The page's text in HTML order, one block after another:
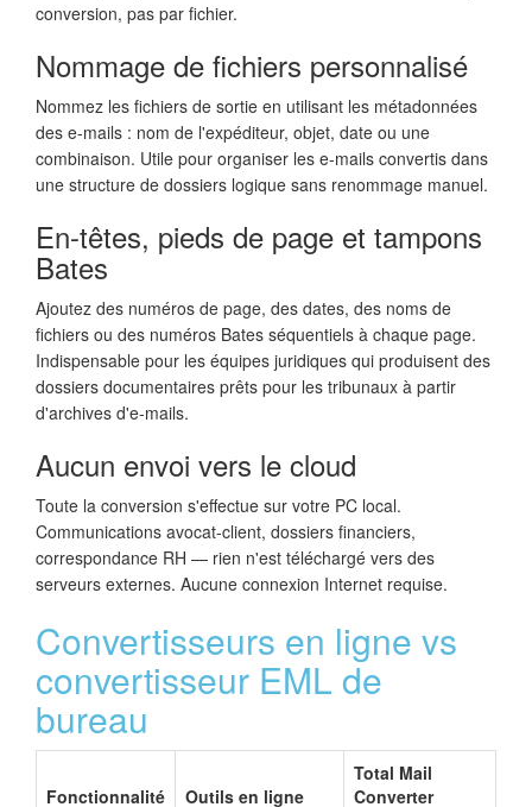
conversion, pas par fichier.
Nommage de fichiers personnalisé
Nommez les fichiers de sortie en utilisant les métadonnées
des e-mails : nom de l'expéditeur, objet, date ou une
combinaison. Utile pour organiser les e-mails convertis dans
une structure de dossiers logique sans renommage manuel.
En-têtes, pieds de page et tampons
Bates
Ajoutez des numéros de page, des dates, des noms de
fichiers ou des numéros Bates séquentiels à chaque page.
Indispensable pour les équipes juridiques qui produisent des
dossiers documentaires prêts pour les tribunaux à partir
d'archives d'e-mails.
Aucun envoi vers le cloud
Toute la conversion s'effectue sur votre PC local.
Communications avocat-client, dossiers financiers,
correspondance RH — rien n'est téléchargé vers des
serveurs externes. Aucune connexion Internet requise.
Convertisseurs en ligne vs
convertisseur EML de
bureau
Fonctionnalité Outils en ligne
Total Mail
Converter